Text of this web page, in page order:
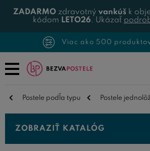
ZADARMOzdravotný vankúšk
kódom LETO26. Ukázať
Viac ako 500
Postele podľa typu Postele
ZOBRAZIŤ KATALÓG